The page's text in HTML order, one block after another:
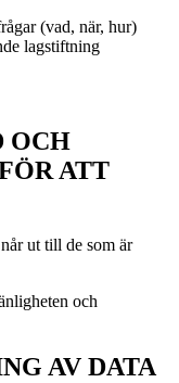
(vad, när, hur)
lagstiftning
OCH
ATT
ut till de som är
och
AV DATA